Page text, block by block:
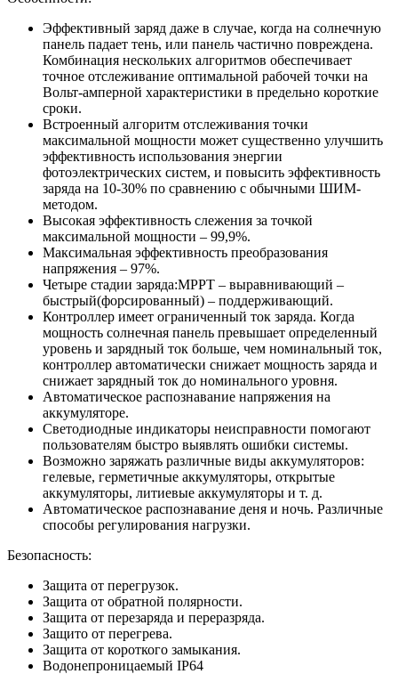
Эффективный заряд даже в случае, когда на солнечную
панель падает тень, или панель частично повреждена.
Комбинация нескольких алгоритмов обеспечивает
точное отслеживание оптимальной рабочей точки на
Вольт-амперной характеристики в предельно короткие
сроки.
Встроенный алгоритм отслеживания точки
максимальной мощности может существенно улучшить
эффективность использования энергии
фотоэлектрических систем, и повысить эффективность
заряда на 10-30% по сравнению с обычными ШИМ-
методом.
Высокая эффективность слежения за точкой
максимальной мощности – 99,9%.
Максимальная эффективность преобразования
напряжения – 97%.
Четыре стадии заряда:MPPT – выравнивающий –
быстрый(форсированный) – поддерживающий.
Контроллер имеет ограниченный ток заряда. Когда
мощность солнечная панель превышает определенный
уровень и зарядный ток больше, чем номинальный ток,
контроллер автоматически снижает мощность заряда и
снижает зарядный ток до номинального уровня.
Автоматическое распознавание напряжения на
аккумуляторе.
Светодиодные индикаторы неисправности помогают
пользователям быстро выявлять ошибки системы.
Возможно заряжать различные виды аккумуляторов:
гелевые, герметичные аккумуляторы, открытые
аккумуляторы, литиевые аккумуляторы и т. д.
Автоматическое распознавание деня и ночь. Различные
способы регулирования нагрузки.
Безопасность:
Защита от перегрузок.
Защита от обратной полярности.
Защита от перезаряда и переразряда.
Защито от перегрева.
Защита от короткого замыкания.
Водонепроницаемый IP64